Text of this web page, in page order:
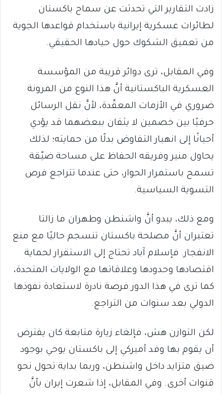
زادت التقارير التي تحدثت عن سماح باكستان
لطائرات عسكرية إيرانية باستخدام قواعدها الجوية
من تعميق الشكوك حول حيادها الحقيقي.
وفي المقابل، ترى دوائر قريبة من المؤسسة
العسكرية الباكستانية أنَّ هذا النوع من المرونة
ضروري في الأزمات المعقّدة، لأنَّ نقل الرسائل
حرفيًا بين خصمين لا يثقان ببعضهما قد يؤدي
أحيانًا إلى انهيار التفاوض بدلًا من حمايته؛ لذلك
يحاول منير وفريقه الحفاظ على مساحة ضيّقة
تسمح باستمرار الحوار، حتى عندما تتراجع فرص
التسوية السياسية.
ومع ذلك، يبدو أنَّ واشنطن وطهران ما زالتا
تعتبران أنَّ مصلحة باكستان تنسجم حاليًا مع منع
الانفجار. فإسلام آباد تحتاج إلى الاستقرار لحماية
اقتصادها وحدودها وعلاقاتها مع الولايات المتحدة،
كما ترى في هذا الدور فرصة نادرة لاستعادة نفوذها
الدولي بعد سنوات من التراجع.
لكن التوازن هش، فإلغاء زيارة متابعة كان يفترض
أن يقوم بها وفد أميركي إلى باكستان يوحي بوجود
ضيق متزايد داخل واشنطن، وربما بداية تحول نحو
قنوات أخرى. وفي المقابل، إذا شعرت إيران بأنَّ